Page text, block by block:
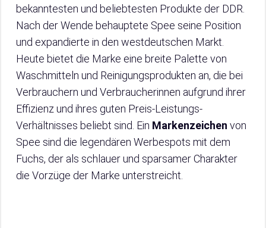
bekanntesten und beliebtesten Produkte der DDR.
Nach der Wende behauptete Spee seine Position
und expandierte in den westdeutschen Markt.
Heute bietet die Marke eine breite Palette von
Waschmitteln und Reinigungsprodukten an, die bei
Verbrauchern und Verbraucherinnen aufgrund ihrer
Effizienz und ihres guten Preis-Leistungs-
Verhältnisses beliebt sind. Ein Markenzeichen von
Spee sind die legendären Werbespots mit dem
Fuchs, der als schlauer und sparsamer Charakter
die Vorzüge der Marke unterstreicht.